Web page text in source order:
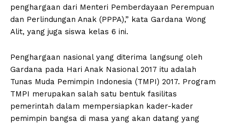
penghargaan dari Menteri Pemberdayaan Perempuan
dan Perlindungan Anak (PPPA),” kata Gardana Wong
Alit, yang juga siswa kelas 6 ini.
Penghargaan nasional yang diterima langsung oleh
Gardana pada Hari Anak Nasional 2017 itu adalah
Tunas Muda Pemimpin Indonesia (TMPI) 2017. Program
TMPI merupakan salah satu bentuk fasilitas
pemerintah dalam mempersiapkan kader-kader
pemimpin bangsa di masa yang akan datang yang